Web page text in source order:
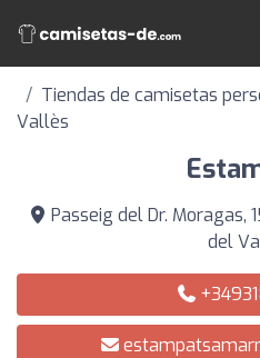
Tiendas de camisetas
Vallès
Passeig del Dr. Moragas,
del